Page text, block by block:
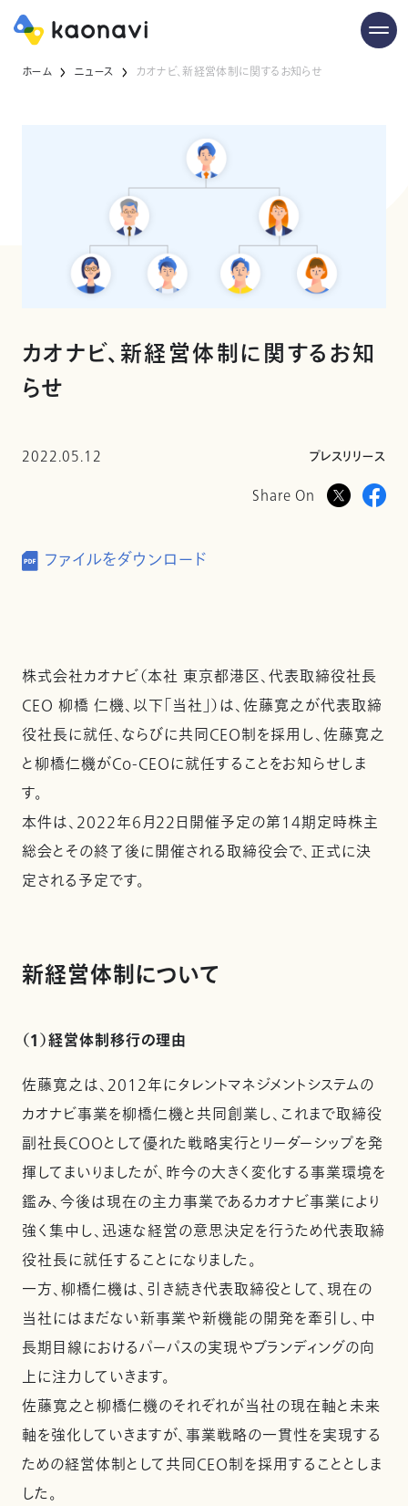
ホーム ニュース カオナビ、新経営体制に関するお知らせ
カオナビ、新経営体制に関するお知
らせ
2022.05.12 プレスリリース
Share On
ファイルをダウンロード
株式会社カオナビ（本社 東京都港区、代表取締役社長
CEO 柳橋 仁機、以下「当社」）は、佐藤寛之が代表取締
役社長に就任、ならびに共同CEO制を採用し、佐藤寛之
と柳橋仁機がCo-CEOに就任することをお知らせしま
す。
本件は、2022年6月22日開催予定の第14期定時株主
総会とその終了後に開催される取締役会で、正式に決
定される予定です。
新経営体制について
（１）経営体制移行の理由
佐藤寛之は、2012年にタレントマネジメントシステムの
カオナビ事業を柳橋仁機と共同創業し、これまで取締役
副社長COOとして優れた戦略実行とリーダーシップを発
揮してまいりましたが、昨今の大きく変化する事業環境を
鑑み、今後は現在の主力事業であるカオナビ事業により
強く集中し、迅速な経営の意思決定を行うため代表取締
役社長に就任することになりました。
一方、柳橋仁機は、引き続き代表取締役として、現在の
当社にはまだない新事業や新機能の開発を牽引し、中
長期目線におけるパーパスの実現やブランディングの向
上に注力していきます。
佐藤寛之と柳橋仁機のそれぞれが当社の現在軸と未来
軸を強化していきますが、事業戦略の一貫性を実現する
ための経営体制として共同CEO制を採用することとしま
した。